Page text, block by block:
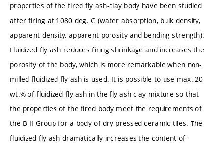
properties of the fired fly ash-clay body have been studied
after firing at 1080 deg. C (water absorption, bulk density,
apparent density, apparent porosity and bending strength).
Fluidized fly ash reduces firing shrinkage and increases the
porosity of the body, which is more remarkable when non-
milled fluidized fly ash is used. It is possible to use max. 20
wt.% of fluidized fly ash in the fly ash-clay mixture so that
the properties of the fired body meet the requirements of
the BIII Group for a body of dry pressed ceramic tiles. The
fluidized fly ash dramatically increases the content of